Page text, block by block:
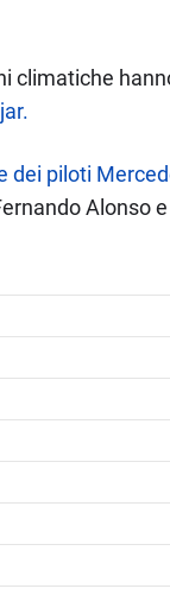
climatiche
dei piloti
Alonso